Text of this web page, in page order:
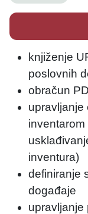
knjiženje
poslovnih
obračun
upravljanje
inventura)
definiranje
događaje
upravljanje